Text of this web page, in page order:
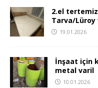
2.el
Tarva/Lüroy
19.01.2026
İnşaat için
metal varil
10.01.2026